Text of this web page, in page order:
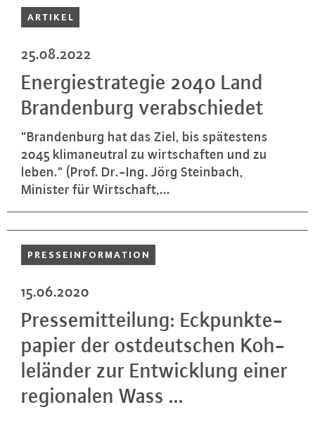
ARTIKEL
25.08.2022
En­er­gie­stra­te­gie 2040 Land
Bran­den­burg ver­ab­schie­det
"Bran­den­burg hat das Ziel, bis spä­tes­tens
2045 kli­ma­neu­tral zu wirt­schaf­ten und zu
leben." (Prof. Dr.-Ing. Jörg Steinbach,
Minister für Wirt­schaft,...
PRES­SE­INFOR­MA­TI­ON
15.06.2020
Pres­se­mit­tei­lung: Eck­punk­te­
pa­pier der ost­deut­schen Koh­
le­län­der zur Ent­wick­lung einer
re­gio­na­len Wass ...